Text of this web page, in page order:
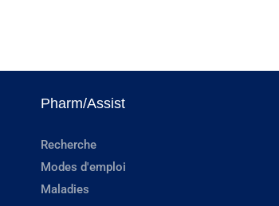
Pharm/Assist
Recherche
Modes d'emploi
Maladies